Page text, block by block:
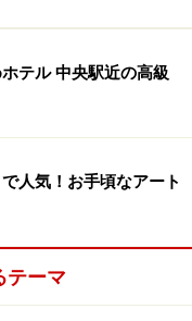
夜 花火
かれる伝統的な骨
容をご確認くださ
、「
に十分注意を払ってく
テル 中央駅近の高級
人気！お手頃なアート
テーマ